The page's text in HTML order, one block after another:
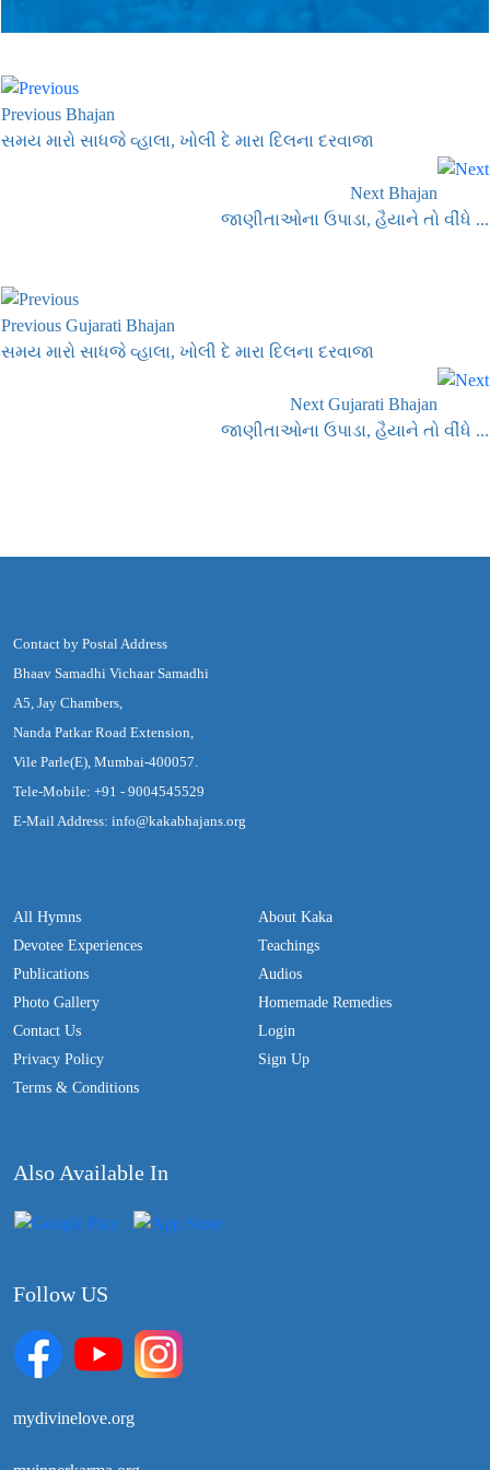
Previous Bhajan
સમય મારો સાધજે વ્હાલા, ખોલી દે મારા દિલના દરવાજા
Next Bhajan
જાણીતાઓના ઉપાડા, હૈયાને તો વીંધે ...
Previous Gujarati Bhajan
સમય મારો સાધજે વ્હાલા, ખોલી દે મારા દિલના દરવાજા
Next Gujarati Bhajan
જાણીતાઓના ઉપાડા, હૈયાને તો વીંધે ...
Contact by Postal Address
Bhaav Samadhi Vichaar Samadhi
A5, Jay Chambers,
Nanda Patkar Road Extension,
Vile Parle(E), Mumbai-400057.
Tele-Mobile: +91 - 9004545529
E-Mail Address: info@kakabhajans.org
All Hymns
Devotee Experiences
Publications
Photo Gallery
Contact Us
Privacy Policy
Terms & Conditions
About Kaka
Teachings
Audios
Homemade Remedies
Login
Sign Up
Also Available In
Follow US
mydivinelove.org